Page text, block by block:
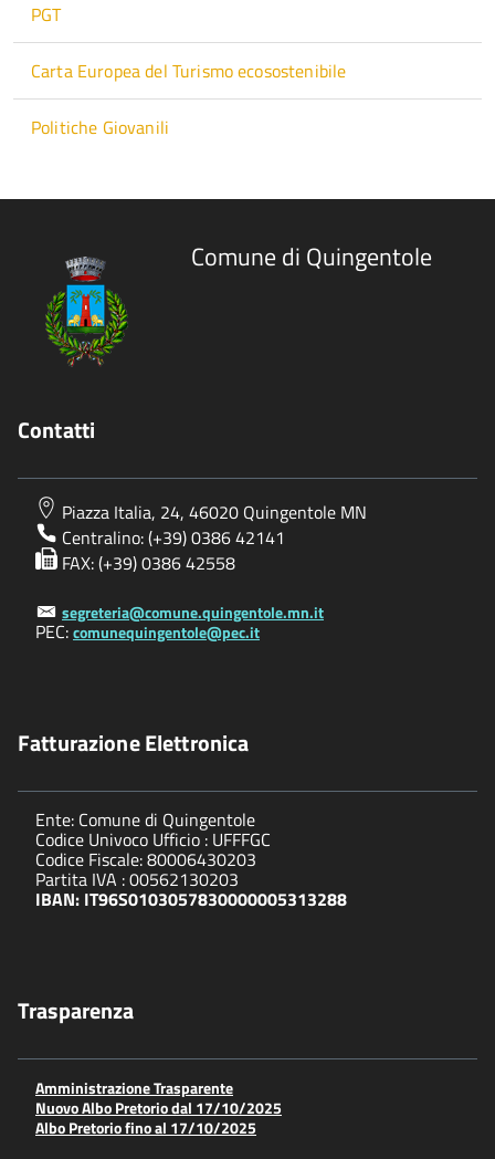
PGT
Carta Europea del Turismo ecosostenibile
Politiche Giovanili
Comune di Quingentole
Contatti
Piazza Italia, 24, 46020 Quingentole MN
Centralino: (+39) 0386 42141
FAX: (+39) 0386 42558
segreteria@comune.quingentole.mn.it
PEC:comunequingentole@pec.it
Fatturazione Elettronica
Ente: Comune di Quingentole
Codice Univoco Ufficio : UFFFGC
Codice Fiscale: 80006430203
Partita IVA : 00562130203
IBAN: IT96S0103057830000005313288
Trasparenza
Amministrazione Trasparente
Nuovo Albo Pretorio dal 17/10/2025
Albo Pretorio fino al 17/10/2025